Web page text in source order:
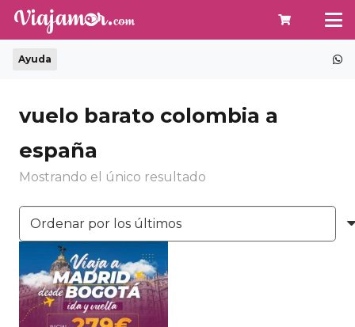
Ayuda
vuelo barato colombia a
españa
Mostrando el único resultado